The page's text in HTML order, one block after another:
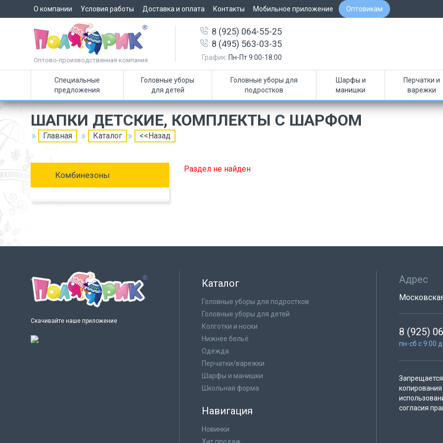
О компании Условия работы Доставка и оплата Контакты Мобильное приложение Оптовикам
Оптово-производственная компания
8 (925) 064-55-25
8 (495) 563-03-35
График: Пн-Пт 9:00-18:00
Специальные
предложения
Головные уборы
для детей
Головные уборы для
подростков
Шарфы и
манишки
Перчатки и
варежки
ШАПКИ ДЕТСКИЕ, КОМПЛЕКТЫ С ШАРФОМ
Главная Каталог <<Назад
Комбинезоны
Раздел не найден
Скачивайте наше приложение
Каталог
Головные уборы для подростков
Головные уборы для детей
Колготки и носки
Нижнее бельё
Одежда
Перчатки/варежки
Шарфы и манишки
Школьная форма
Навигация
Новинки
Адрес
8 (925)
пн-сб с 9:00
согласия